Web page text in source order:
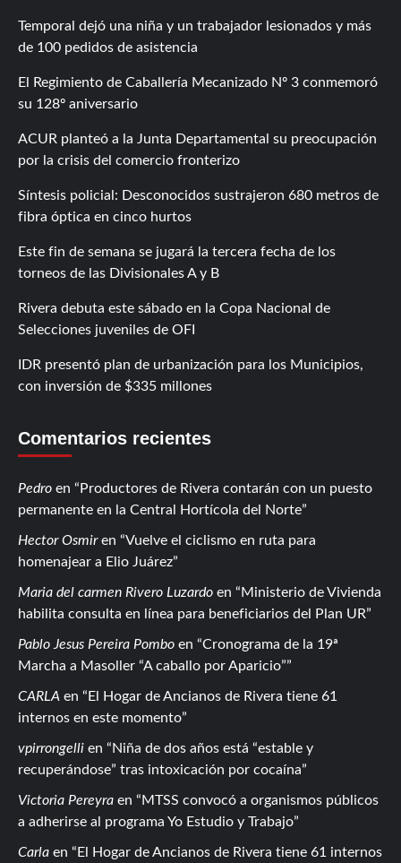
Temporal dejó una niña y un trabajador lesionados y más
de 100 pedidos de asistencia
El Regimiento de Caballería Mecanizado Nº 3 conmemoró
su 128º aniversario
ACUR planteó a la Junta Departamental su preocupación
por la crisis del comercio fronterizo
Síntesis policial: Desconocidos sustrajeron 680 metros de
fibra óptica en cinco hurtos
Este fin de semana se jugará la tercera fecha de los
torneos de las Divisionales A y B
Rivera debuta este sábado en la Copa Nacional de
Selecciones juveniles de OFI
IDR presentó plan de urbanización para los Municipios,
con inversión de $335 millones
Comentarios recientes
Pedro en
Productores de Rivera contarán con un puesto
permanente en la Central Hortícola del Norte
Hector Osmiren
Vuelve el ciclismo en ruta para
homenajear a Elio Juárez
Maria del carmen Rivero Luzardo en
Ministerio de Vivienda
habilita consulta en línea para beneficiarios del Plan UR
Pablo Jesus Pereira Pombo en
Cronograma de la 19ª
Marcha a Masoller “A caballo por Aparicio”
CARLA en
El Hogar de Ancianos de Rivera tiene 61
internos en este momento
vpirrongelli en
Niña de dos años está “estable y
recuperándose” tras intoxicación por cocaína
Victoria Pereyra en
MTSS convocó a organismos públicos
a adherirse al programa Yo Estudio y Trabajo
Carla en El Hogar de Ancianos de Rivera tiene 61 internos